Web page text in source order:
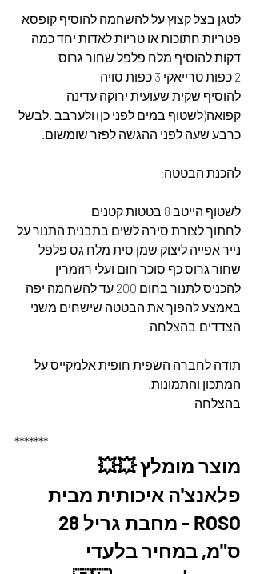
לטגן בצל קצוץ על להשחמה להוסיף קופסא
פטריות חתוכות או טריות לאדות יחד כמה
דקות להוסיף מלח פלפל שחור גרוס
2 כפות טרייאקי 3 כפות סויה
להוסיף שקית שעועית ירוקה עדינה
קפואה(לשטוף במים לפני כן) ולערבב .לבשל
כרבע שעה לפני ההגשה לפזר שומשום.
להכנת הבטטה:
לשטוף הייטב 8 בטטות קטנים
לחתוך לצורת סירה לשים בתבנית התנור על
נייר אפייה ליצוק שמן סית מלח גס פלפל
שחור גרוס כף סוכר חום ועלי רוזמרין
להכניס לתנור בחום 200 עד להשחמה יפה
באמצע להפוך את הבטטה שישחים משני
הצדדים.בהצלחה
תודה לחברה השפית חופית אלמקייס על
המתכון והתמונות.
בהצלחה
*******
מוצר מומלץ 💥💥
פלאנצ'ה איכותית מבית
ס"מ, במחיר בלעדי